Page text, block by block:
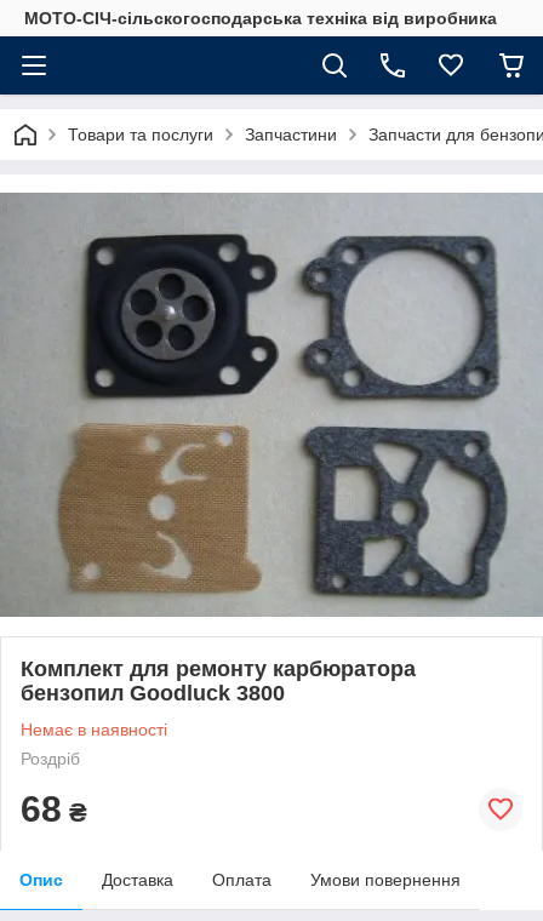
МОТО-СІЧ-сільскогосподарська техніка від виробника
Товари та послуги Запчастини Запчасти для
Комплект для ремонту карбюратора
бензопил Goodluck 3800
Немає в наявності
Роздріб
68 ₴
Опис Доставка Оплата Умови повернення